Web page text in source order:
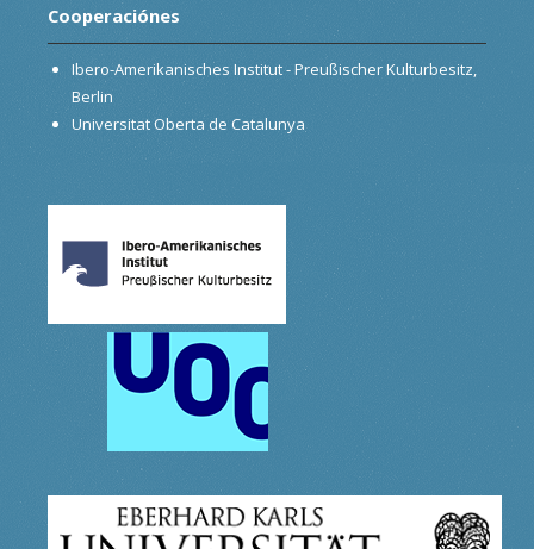
Cooperaciónes
Ibero-Amerikanisches Institut - Preußischer Kulturbesitz,
Berlin
Universitat Oberta de Catalunya